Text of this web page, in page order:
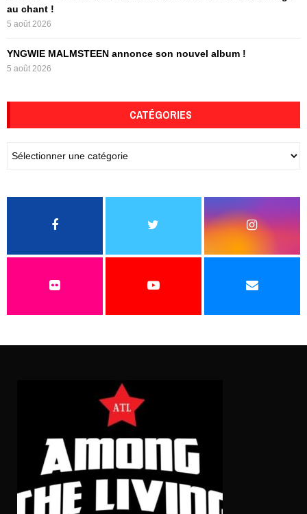
au chant !
5 août 2026
YNGWIE MALMSTEEN annonce son nouvel album !
5 août 2026
CATÉGORIES